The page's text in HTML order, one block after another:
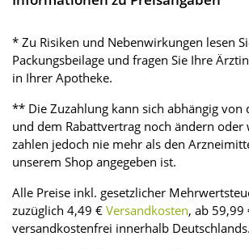
* Zu Risiken und Nebenwirkungen lesen
Packungsbeilage und fragen Sie Ihre
in Ihrer Apotheke.
** Die Zuzahlung kann sich abhängig von
und dem Rabattvertrag noch ändern oder
zahlen jedoch nie mehr als den
unserem Shop angegeben ist.
Alle Preise inkl. gesetzlicher
zuzüglich 4,49 € Versandkosten, ab 59,99
versandkostenfrei innerhalb Deutschlands.